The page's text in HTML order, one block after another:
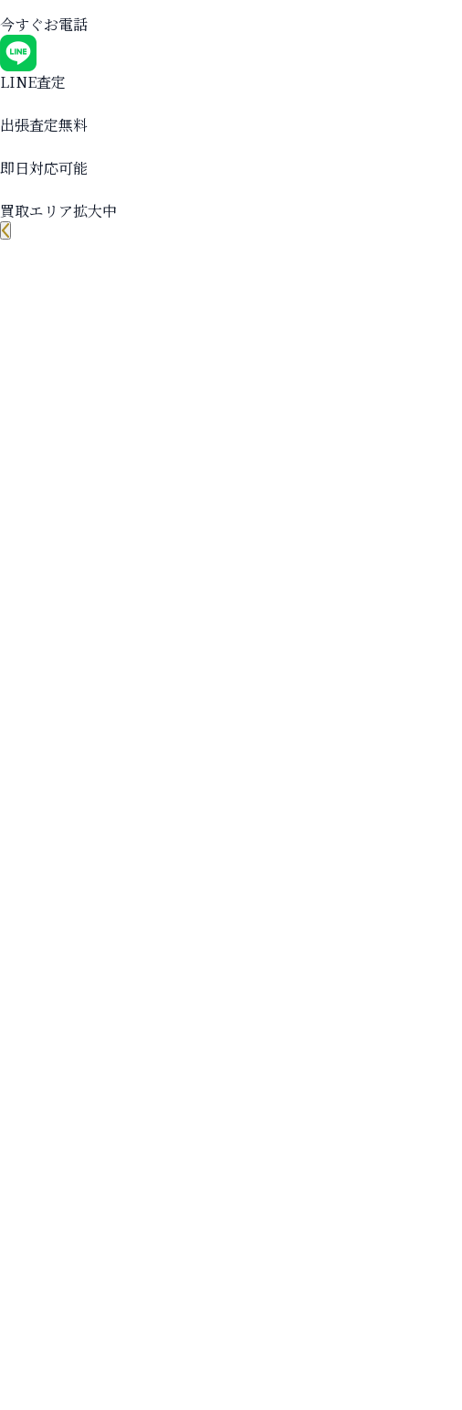
今すぐお電話
LINE査定
出張査定無料
即日対応可能
買取エリア拡大中